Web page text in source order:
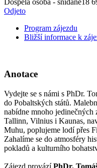
Dospělá osoba - snídaně18
Odjeto
Program zájezdu
Bližší informace k
Anotace
Vydejte se s námi s PhDr.
do Pobaltských států.
nabídne mnoho
Tallinn, Vilnius i Kaunas,
Muhu, poplujeme lodí přes
Zahalíme se do atmosféry
pokladů a kulturního
Zájezd provázíPhDr.